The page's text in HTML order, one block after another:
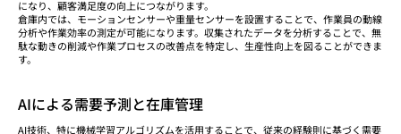
になり、顧客満足度の向上につながります。
倉庫内では、モーションセンサーや重量センサーを設置することで、作業員の動線
分析や作業効率の測定が可能になります。収集されたデータを分析することで、無
駄な動きの削減や作業プロセスの改善点を特定し、生産性向上を図ることができま
す。
AIによる需要予測と在庫管理
AI技術、特に機械学習アルゴリズムを活用することで、従来の経験則に基づく需要